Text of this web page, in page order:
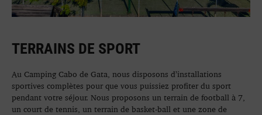
TERRAINS DE SPORT
Au Camping Cabo de Gata, nous disposons d’installations
sportives complètes pour que vous puissiez profiter du sport
pendant votre séjour. Nous proposons un terrain de football à 7,
un court de tennis, un terrain de basket-ball et une zone de